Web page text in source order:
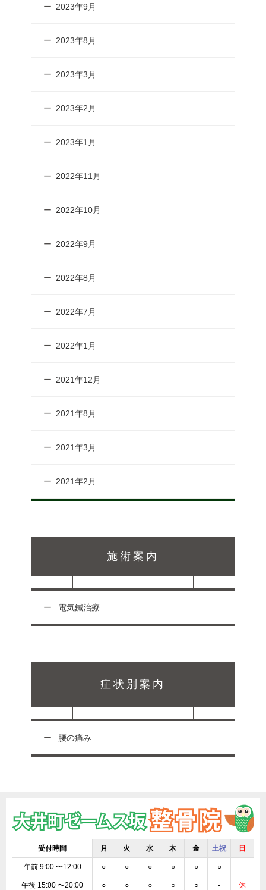
2023年9月
2023年8月
2023年3月
2023年2月
2023年1月
2022年11月
2022年10月
2022年9月
2022年8月
2022年7月
2022年1月
2021年12月
2021年8月
2021年3月
2021年2月
施術案内
電気鍼治療
症状別案内
腰の痛み
受付時間 月 火 水 木 金 土祝 日
午前 9:00 〜12:00 ○ ○ ○ ○ ○ ○
休
午後 15:00 〜20:00 ○ ○ ○ ○ ○ -